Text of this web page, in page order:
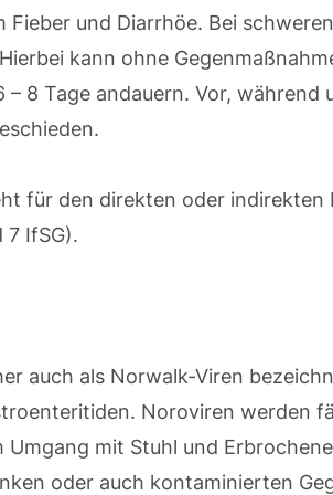
Fieber und Diarrhöe. Bei
kann ohne
– 8 Tage andauern. Vor,
für den direkten oder
7 IfSG).
auch als Norwalk-Viren
Noroviren werden
Umgang mit Stuhl und
oder auch kontaminierten